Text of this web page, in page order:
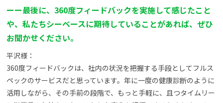
ーー最後に、360度フィードバックを実施して感じたこと
や、私たちシーベースに期待していることがあれば、ぜひ
お聞かせください。
平沢様：
360度フィードバックは、社内の状況を把握する手段としてフルス
ペックのサービスだと思っています。年に一度の健康診断のように
活用しながら、その手前の段階で、もっと手軽に、且つタイムリー